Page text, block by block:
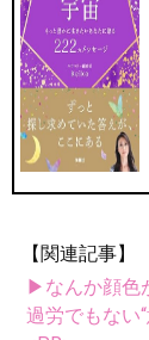
【関連記事】
▶なんか顔色
過労でもない